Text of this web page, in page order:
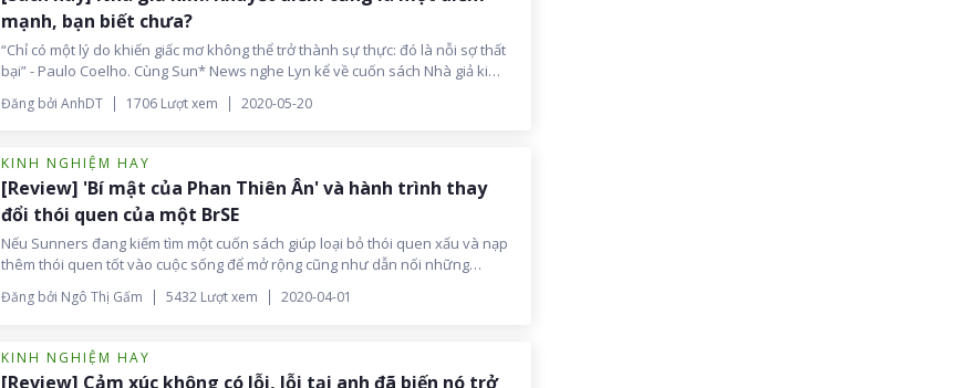
mạnh, bạn biết chưa?
“Chỉ có một lý do khiến giấc mơ không thể trở thành sự thực: đó là nỗi sợ thất
bại” - Paulo Coelho. Cùng Sun* News nghe Lyn kể về cuốn sách Nhà giả kim -
cuốn sách đã thay đổi cuộc đời của Lyn và rất nhiều người khác. Đừng quên
gửi những lời chia sẻ ở phần bình luận để trao đổi với Lyn nha!
Đăng bởi AnhDT 1706 Lượt xem 2020-05-20
KINH NGHIỆM HAY
[Review] 'Bí mật của Phan Thiên Ân' và hành trình thay
đổi thói quen của một BrSE
Nếu Sunners đang kiếm tìm một cuốn sách giúp loại bỏ thói quen xấu và nạp
thêm thói quen tốt vào cuộc sống để mở rộng cũng như dẫn nối những
nguồn năng lượng tích cực từ cộng đồng xung quanh, hãy thử trải nghiệm BÍ
MẬT CỦA PHAN THIÊN ÂN - quyển sách đã thay đổi cuộc đời của hàng triệu
Đăng bởi Ngô Thị Gấm 5432 Lượt xem 2020-04-01
KINH NGHIỆM HAY
[Review] Cảm xúc không có lỗi, lỗi tại anh đã biến nó trở